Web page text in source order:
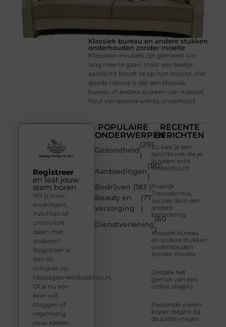
Klassiek bureau en andere stukken
onderhouden zonder moeite
Klassieke meubels zijn gemaakt om
lang mee te gaan, maar een beetje
aandacht houdt ze op hun mooist. Het
goede nieuws is dat een klassiek
bureau of andere stukken van massief
hout verrassend weinig onderhoud
POPULAIRE
ONDERWERPEN
Gezondheid
(291
)
Aanbiedingen
(187
)
Bedrijven (183 )
Beauty en
verzorging
(77
)
Dienstverlening
(60
)
RECENTE
BERICHTEN
Zo kies je een
sportbroek die je
lichaam echt
ondersteunt
Praktijk
Tranceforma,
succes door een
andere
benadering
Klassiek bureau
en andere stukken
onderhouden
zonder moeite
Ontdek het
gemak van een
online slagerij
Passende wielen
kopen begint bij
de juiste vragen
Registreer
en laat jouw
stem horen
Wil jij jouw
ervaringen,
inzichten of
creativiteit
delen met
anderen?
Registreer je
dan als
schrijver op
Massagepraktijkdebron.nl.
Of je nu één
keer wilt
bloggen of
regelmatig
jouw ideeën